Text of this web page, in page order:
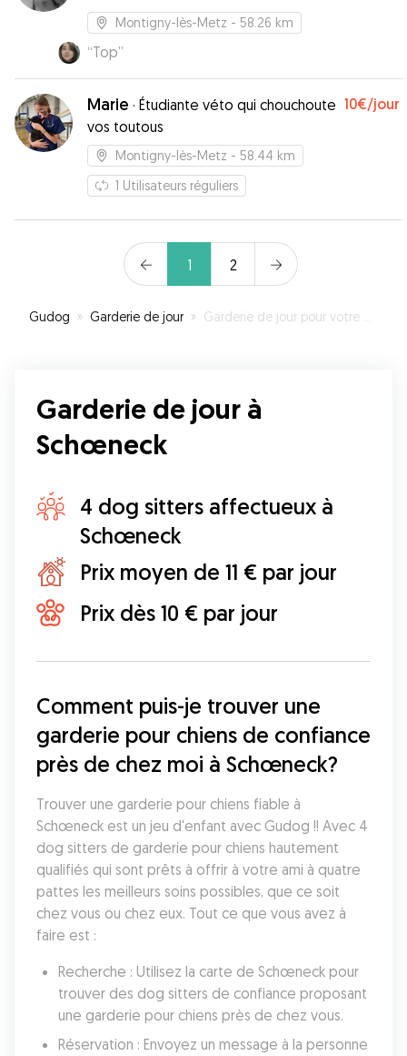
Montigny-lès-Metz - 58.26 km
“Top”
Marie · Étudiante véto qui chouchoute
vos toutous
10€/jour
Montigny-lès-Metz - 58.44 km
1 Utilisateurs réguliers
1 2
Gudog » Garderie de jour » Garderie de jour pour votre chien à Schœneck
Garderie de jour à
Schœneck
4 dog sitters affectueux à
Schœneck
Prix moyen de 11 € par jour
Prix dès 10 € par jour
Comment puis-je trouver une
garderie pour chiens de confiance
près de chez moi à Schœneck?
Trouver une garderie pour chiens fiable à
Schœneck est un jeu d'enfant avec Gudog !! Avec 4
dog sitters de garderie pour chiens hautement
qualifiés qui sont prêts à offrir à votre ami à quatre
pattes les meilleurs soins possibles, que ce soit
chez vous ou chez eux. Tout ce que vous avez à
faire est :
Recherche : Utilisez la carte de Schœneck pour
trouver des dog sitters de confiance proposant
une garderie pour chiens près de chez vous.
Réservation : Envoyez un message à la personne